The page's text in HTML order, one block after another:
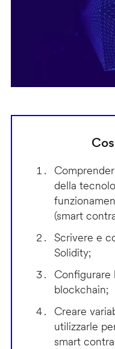
della
(smart
Scrivere e
Solidity;
Configurare
blockchain;
Creare
utilizzarle
smart